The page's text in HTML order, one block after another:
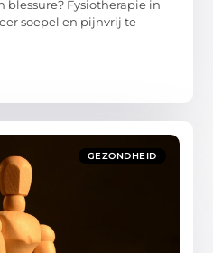
Fysiotherapie in
soepel en pijnvrij te
GEZONDHEID